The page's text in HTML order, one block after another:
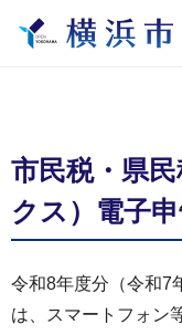
市民税・県
クス）電子
令和8年度分（令和7
は、スマートフォン